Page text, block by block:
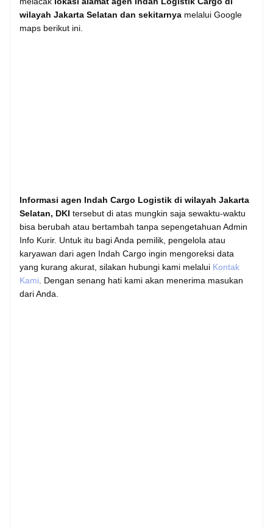
wilayah Jakarta Selatan dan sekitarnya melalui Google
maps berikut ini.
Informasi agen Indah Cargo Logistik di wilayah Jakarta
Selatan, DKI tersebut di atas mungkin saja sewaktu-waktu
bisa berubah atau bertambah tanpa sepengetahuan Admin
Info Kurir. Untuk itu bagi Anda pemilik, pengelola atau
karyawan dari agen Indah Cargo ingin mengoreksi data
yang kurang akurat, silakan hubungi kami melalui Kontak
Kami . Dengan senang hati kami akan menerima masukan
dari Anda.